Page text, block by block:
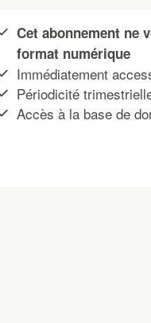
Cet abonnement ne
format numérique
Immédiatement
Périodicité
Accès à la base de